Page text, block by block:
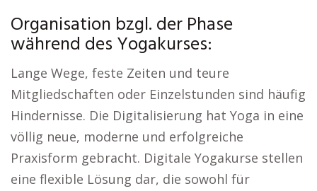
Organisation bzgl. der Phase
während des Yogakurses:
Lange Wege, feste Zeiten und teure
Mitgliedschaften oder Einzelstunden sind häufig
Hindernisse. Die Digitalisierung hat Yoga in eine
völlig neue, moderne und erfolgreiche
Praxisform gebracht. Digitale Yogakurse stellen
eine flexible Lösung dar, die sowohl für